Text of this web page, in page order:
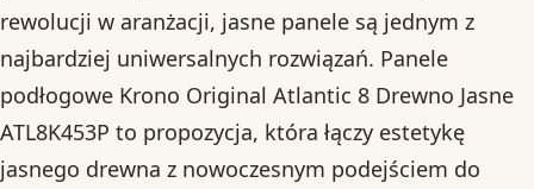
rewolucji w aranżacji, jasne panele są jednym z
najbardziej uniwersalnych rozwiązań. Panele
podłogowe Krono Original Atlantic 8 Drewno Jasne
ATL8K453P to propozycja, która łączy estetykę
jasnego drewna z nowoczesnym podejściem do